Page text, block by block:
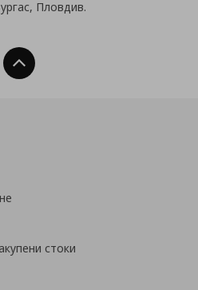
Пловдив.
Нагоре
стоки